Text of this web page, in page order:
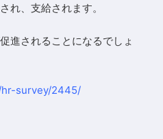
れ、支給されます。
進されることになるでしょ
survey/2445/